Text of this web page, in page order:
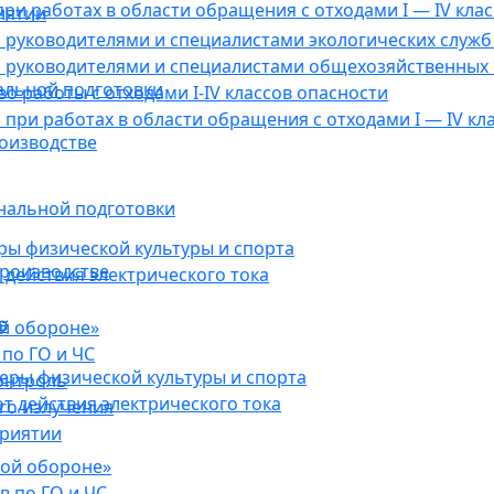
работах в области обращения с отходами I — IV
подготовки
физической культуры и спорта
электрического тока
обороне»
ГО и ЧС
излучения
и специалистами экологических
и специалистами
работы с отходами I-IV классов опасности
работах в области обращения с отходами I — IV
подготовки
физической культуры и спорта
электрического тока
обороне»